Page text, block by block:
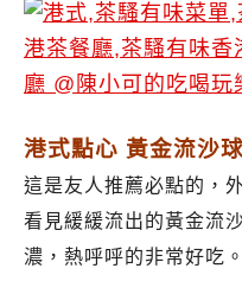
港式點心 黃金流沙球
這是友人推薦必點的，
看見緩緩流出的黃金流
濃，熱呼呼的非常好吃。